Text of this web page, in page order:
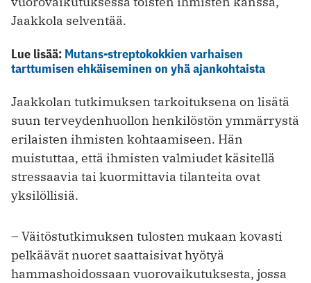
Jaakkola selventää.
Lue lisää: Mutans-streptokokkien varhaisen
tarttumisen ehkäiseminen on yhä ajankohtaista
Jaakkolan tutkimuksen tarkoituksena on lisätä
suun terveydenhuollon henkilöstön ymmärrystä
erilaisten ihmisten kohtaamiseen. Hän
muistuttaa, että ihmisten valmiudet käsitellä
stressaavia tai kuormittavia tilanteita ovat
yksilöllisiä.
– Väitöstutkimuksen tulosten mukaan kovasti
pelkäävät nuoret saattaisivat hyötyä
hammashoidossaan vuorovaikutuksesta, jossa